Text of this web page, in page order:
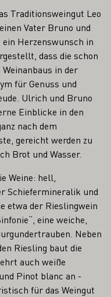
Traditionsweingut Leo
Vater Bruno und
Herzenswunsch in
dass die schon
in der
für Genuss und
Ulrich und Bruno
Einblicke in den
nach dem
gereicht werden zu
Brot und Wasser.
Weine: hell,
Schiefermineralik und
etwa der Rieslingwein
eine weiche,
Neben
Riesling baut die
auch weiße
Pinot blanc an -
für das Weingut